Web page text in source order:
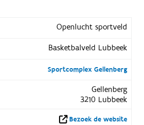
Openlucht sportveld
Basketbalveld Lubbeek
Sportcomplex Gellenberg
Gellenberg
3210 Lubbeek
Bezoek de website